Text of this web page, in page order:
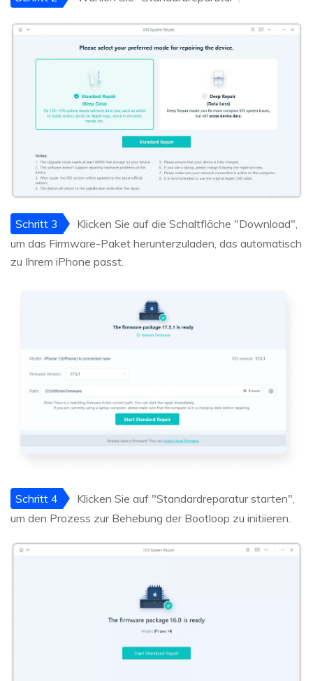
Schritt 3
Klicken Sie auf die Schaltfläche "Download",
um das Firmware-Paket herunterzuladen, das automatisch
zu Ihrem iPhone passt.
Schritt 4
Klicken Sie auf "Standardreparatur starten",
um den Prozess zur Behebung der Bootloop zu initiieren.